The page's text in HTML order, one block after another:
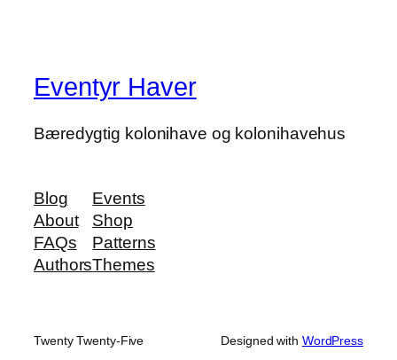
Eventyr Haver
Bæredygtig kolonihave og kolonihavehus
Blog
About
FAQs
Authors
Events
Shop
Patterns
Themes
Twenty Twenty-Five Designed with WordPress